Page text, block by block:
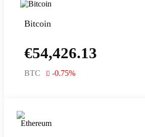
Bitcoin
€54,426.13
BTC -0.75%